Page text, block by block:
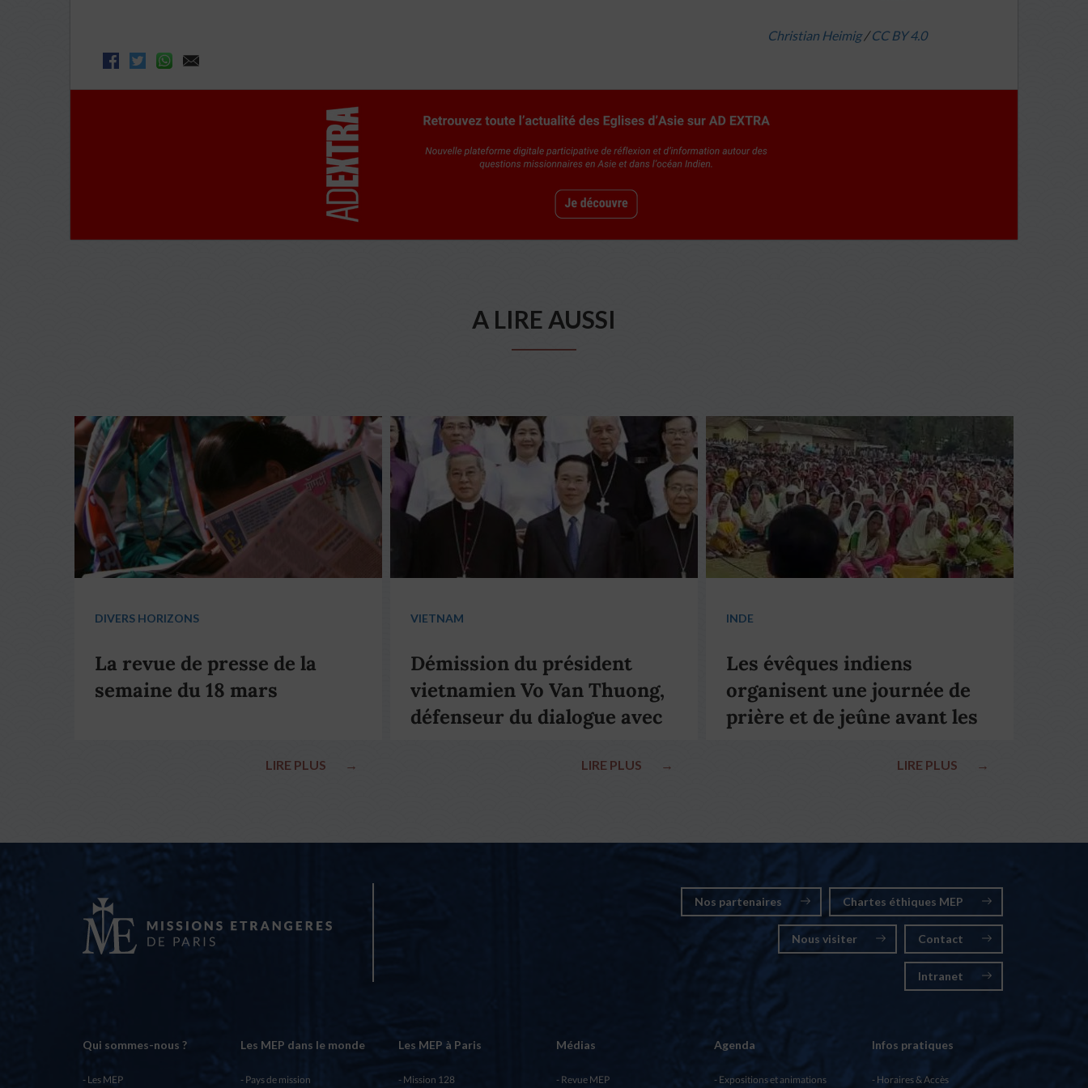
Christian Heimig/CC BY 4.0
A LIRE AUSSI
DIVERS HORIZONS
La revue de presse de la
semaine du 18 mars
LIRE PLUS →
VIETNAM
Démission du président
vietnamien Vo Van Thuong,
défenseur du dialogue avec
LIRE PLUS →
INDE
Les évêques indiens
organisent une journée de
prière et de jeûne avant les
LIRE PLUS →
Nos partenaires Chartes éthiques MEP
Nous visiter Contact
Intranet
Qui sommes-nous ?
Les MEP
Les MEP dans le monde
Pays de mission
Les MEP à Paris
Mission 128
Médias
Revue MEP
Agenda
Expositions et animations
Infos pratiques
Horaires & Accès